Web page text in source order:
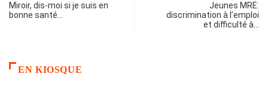
Miroir, dis-moi si je suis en
bonne santé…
Jeunes MRE:
discrimination à l’emploi
et difficulté à…
EN KIOSQUE